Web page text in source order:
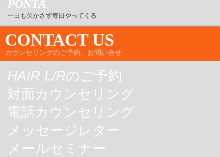
PONTA
一日も欠かさず毎日やってくる
CONTACT US
カウンセリングのご予約、お問い合せ
HAIR L/Rのご予約
対面カウンセリング
電話カウンセリング
メッセージレター
メールセミナー